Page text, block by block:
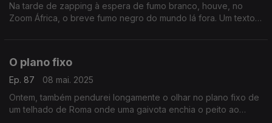
Na tarde de zapping à espera de fumo branco, houve, no
Zoom África, o breve fumo negro do mundo lá fora. Um texto
O plano fixo
Ep. 87
08 mai. 2025
Ontem, também pendurei longamente o olhar no plano fixo de
um telhado de Roma onde uma gaivota enchia o peito ao